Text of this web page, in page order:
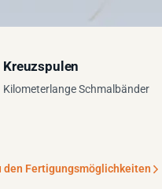
Kreuzspulen
Kilometerlange Schmalbänder
den Fertigungsmöglichkeiten